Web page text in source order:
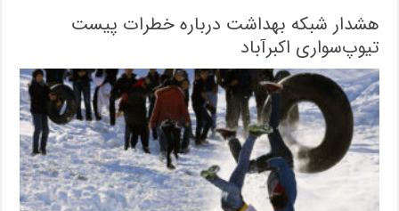
هشدار شبکه بهداشت درباره خطرات پیست
تیوپ‌سواری اکبرآباد